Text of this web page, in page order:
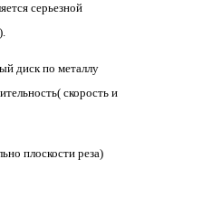
серьезной
диск по металлу
скорость и
плоскости реза)